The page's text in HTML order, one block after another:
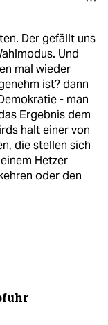
Der gefällt uns
Und
mal wieder
ist? dann
- man
Ergebnis dem
halt einer von
die stellen sich
Hetzer
oder den